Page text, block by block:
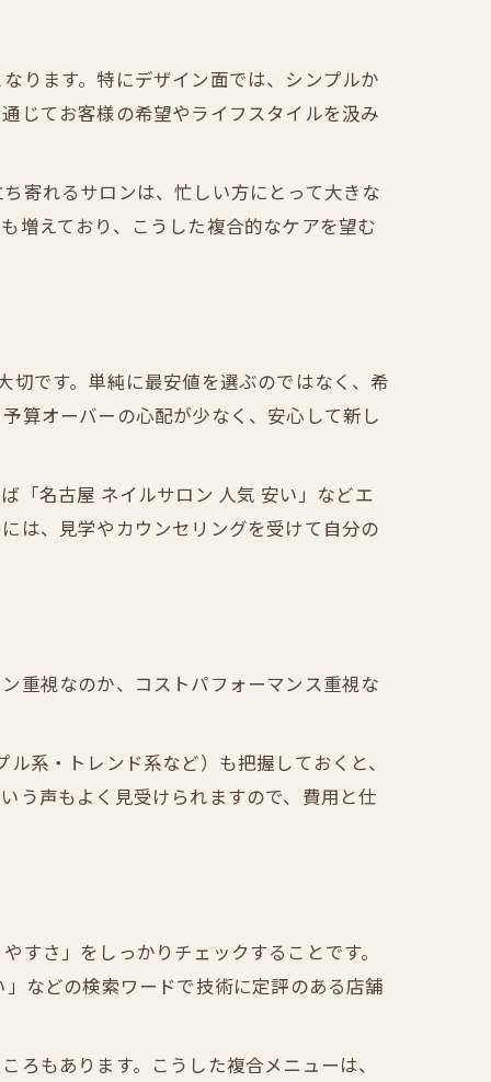
ります。特にデザイン面では、シンプルか
じてお客様の希望やライフスタイルを汲み
寄れるサロンは、忙しい方にとって大きな
増えており、こうした複合的なケアを望む
です。単純に最安値を選ぶのではなく、希
算オーバーの心配が少なく、安心して新し
「名古屋 ネイルサロン 人気 安い」などエ
は、見学やカウンセリングを受けて自分の
重視なのか、コストパフォーマンス重視な
系・トレンド系など）も把握しておくと、
う声もよく見受けられますので、費用と仕
すさ」をしっかりチェックすることです。
などの検索ワードで技術に定評のある店舗
もあります。こうした複合メニューは、